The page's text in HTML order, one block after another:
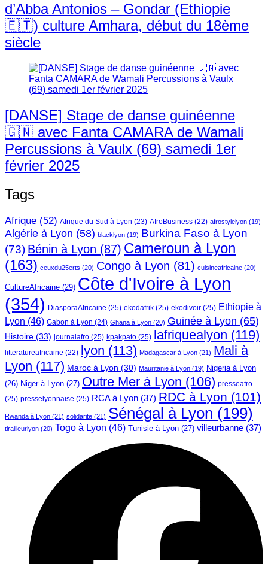
d’Abba Antonios – Gondar (Ethiopie
🇪🇹) culture Amhara, début du 18ème
siècle
[DANSE] Stage de danse guinéenne
🇬🇳 avec Fanta CAMARA de Wamali
Percussions à Vaulx (69) samedi 1er
février 2025
Tags
Afrique (52) Afrique du Sud à Lyon (23) AfroBusiness (22) afrostylelyon (19)
Algérie à Lyon (58) blacklyon (19) Burkina Faso à Lyon
(73) Bénin à Lyon (87) Cameroun à Lyon
(163) ceuxdu25erts (20) Congo à Lyon (81) cuisineafricaine (20)
CultureAfricaine (29) Côte d'Ivoire à Lyon
(354) DiasporaAfricaine (25) ekodafrik (25) ekodivoir (25) Ethiopie à
Lyon (46) Gabon à Lyon (24) Ghana à Lyon (20) Guinée à Lyon (65)
Histoire (33) journalafro (25) kpakpato (25) lafriquealyon (119)
litteratureafricaine (22) lyon (113) Madagascar à Lyon (21) Mali à
Lyon (117) Maroc à Lyon (30) Mauritanie à Lyon (19) Nigeria à Lyon
(26) Niger à Lyon (27) Outre Mer à Lyon (106) presseafro
(25) presselyonnaise (25) RCA à Lyon (37) RDC à Lyon (101)
Rwanda à Lyon (21) solidarite (21) Sénégal à Lyon (199)
tirailleurlyon (20) Togo à Lyon (46) Tunisie à Lyon (27) villeurbanne (37)